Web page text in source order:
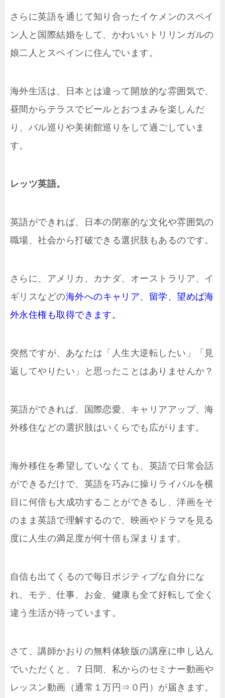
さらに英語を通じて知り合ったイケメンのスペイ
ン人と国際結婚をして、かわいいトリリンガルの
娘二人とスペインに住んでいます。
海外生活は、日本とは違って開放的な雰囲気で、
昼間からテラスでビールとおつまみを楽しんだ
り、バル巡りや美術館巡りをして過ごしていま
す。
レッツ英語。
英語ができれば、日本の閉塞的な文化や雰囲気の
職場、社会から打破できる選択肢もあるのです。
さらに、アメリカ、カナダ、オーストラリア、イ
ギリスなどの海外へのキャリア、留学、望めば海
外永住権も取得できます。
突然ですが、あなたは「人生大逆転したい」「見
返してやりたい」と思ったことはありませんか？
英語ができれば、国際恋愛、キャリアアップ、海
外移住などの選択肢はいくらでも広がります。
海外移住を希望していなくても、英語で日常会話
ができるだけで、英語を巧みに操りライバルを横
目に何倍も大成功することができるし、洋画をそ
のまま英語で理解するので、映画やドラマを見る
度に人生の満足度が何十倍も深まります。
自信も出てくるので毎日ポジティブな自分にな
れ、モテ、仕事、お金、健康も全て好転して全く
違う生活が待っています。
さて、講師かおりの無料体験版の講座に申し込ん
でいただくと、７日間、私からのセミナー動画や
レッスン動画（通常１万円⇒０円）が届きます。